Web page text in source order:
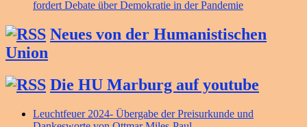
fordert Debate über Demokratie in der Pandemie
Neues von der Humanistischen
Union
Die HU Marburg auf youtube
Leuchtfeuer 2024- Übergabe der Preisurkunde und